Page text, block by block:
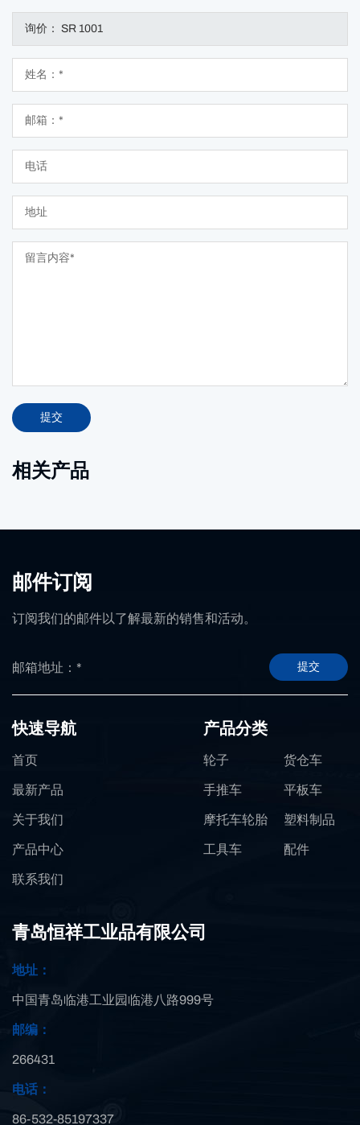
提交
相关产品
邮件订阅
订阅我们的邮件以了解最新的销售和活动。
提交
快速导航
首页
最新产品
关于我们
产品中心
联系我们
产品分类
轮子
手推车
摩托车轮胎
工具车
货仓车
平板车
塑料制品
配件
青岛恒祥工业品有限公司
地址：
中国青岛临港工业园临港八路999号
邮编：
266431
电话：
86-532-85197337